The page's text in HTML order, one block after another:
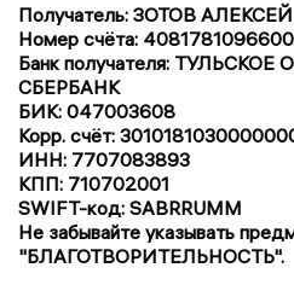
Получатель: ЗОТОВ
Номер счёта:
Банк получателя:
СБЕРБАНК
БИК: 047003608
Корр. счёт:
ИНН: 7707083893
КПП: 710702001
SWIFT-код: SABRRUMM
Не забывайте указывать
"БЛАГОТВОРИТЕЛЬНОСТЬ".